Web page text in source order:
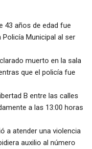
43 años de edad fue
Municipal al ser
muerto en la sala
que el policía fue
B entre las calles
a las 13:00 horas
a atender una violencia
auxilio al número